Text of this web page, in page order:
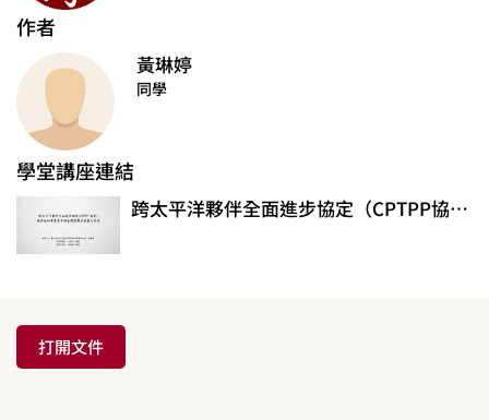
作者
黃琳婷
同學
學堂講座連結
跨太平洋夥伴全面進步協定（CPTPP協定）政府控制事業專章對臺灣 影響及發展之研究
打開文件